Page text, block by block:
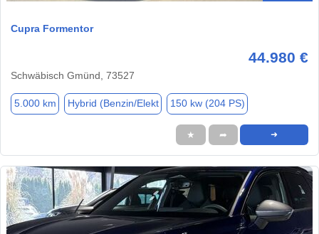
Cupra Formentor
44.980 €
Schwäbisch Gmünd, 73527
5.000 km Hybrid (Benzin/Elekt 150 kw (204 PS)
★ ➦ ➜